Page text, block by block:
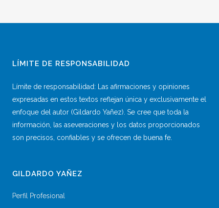
LÍMITE DE RESPONSABILIDAD
Límite de responsabilidad: Las afirmaciones y opiniones
expresadas en estos textos reflejan única y exclusivamente el
enfoque del autor (Gildardo Yañez). Se cree que toda la
información, las aseveraciones y los datos proporcionados
son precisos, confiables y se ofrecen de buena fe.
GILDARDO YAÑEZ
Perfil Profesional